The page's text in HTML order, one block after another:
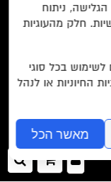
הלקוחות וקבלת
הפרטיותשל האתר.
הסדרות/
לאתר
ההזמנה
שלך
ניתוח
חלק מהעוגיות
בכל סוגי
החיוניות או לנהל
מאשר הכל